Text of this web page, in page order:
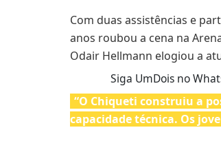
Com duas assistências e
anos roubou a cena na
Odair Hellmann elogiou a
Siga UmDois no
“O Chiqueti construiu a
capacidade técnica. Os